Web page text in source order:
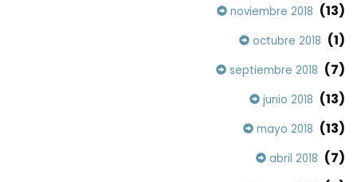
noviembre 2018 (13)
octubre 2018 (1)
septiembre 2018 (7)
junio 2018 (13)
mayo 2018 (13)
abril 2018 (7)